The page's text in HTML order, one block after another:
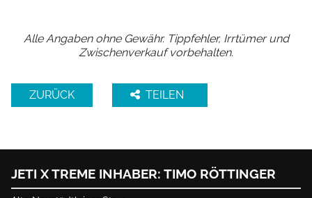
Alle Angaben ohne Gewähr. Tippfehler, Irrtümer und
Zwischenverkauf vorbehalten.
ZURÜCK TEILEN
JETI X TREME INHABER: TIMO RÖTTINGER